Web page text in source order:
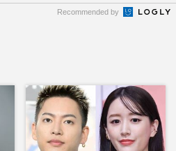
Recommended by